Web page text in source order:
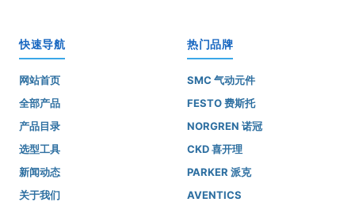
快速导航
网站首页
全部产品
产品目录
选型工具
新闻动态
关于我们
热门品牌
SMC 气动元件
FESTO 费斯托
NORGREN 诺冠
CKD 喜开理
PARKER 派克
AVENTICS